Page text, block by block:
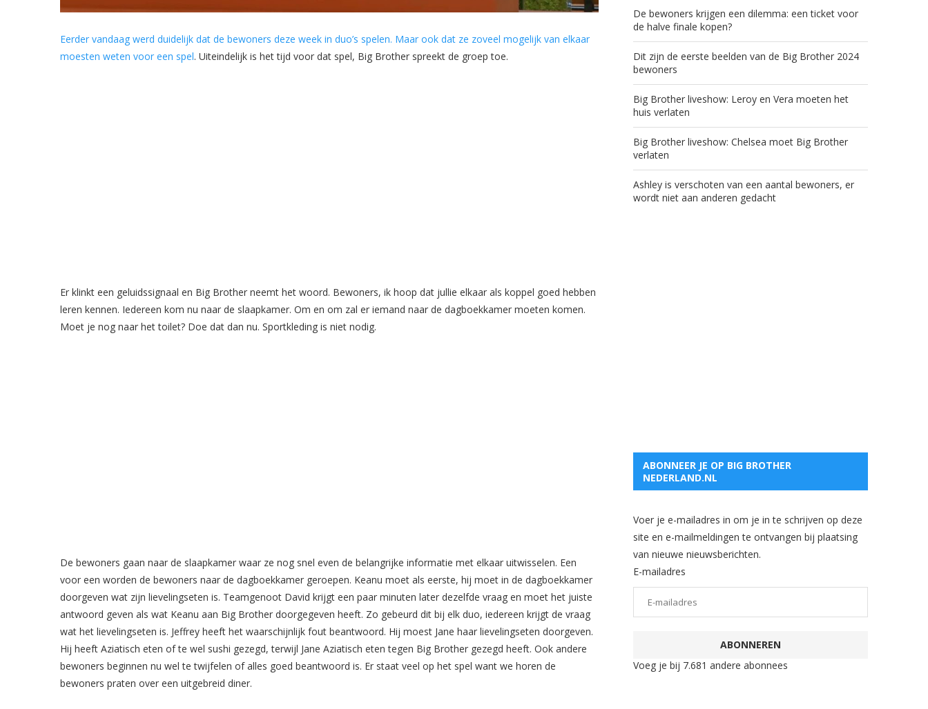
Eerder vandaag werd duidelijk dat de bewoners deze week in duo’s spelen. Maar ook dat ze zoveel mogelijk van elkaar
moesten weten voor een spel. Uiteindelijk is het tijd voor dat spel, Big Brother spreekt de groep toe.
Er klinkt een geluidssignaal en Big Brother neemt het woord. Bewoners, ik hoop dat jullie elkaar als koppel goed hebben
leren kennen. Iedereen kom nu naar de slaapkamer. Om en om zal er iemand naar de dagboekkamer moeten komen.
Moet je nog naar het toilet? Doe dat dan nu. Sportkleding is niet nodig.
De bewoners gaan naar de slaapkamer waar ze nog snel even de belangrijke informatie met elkaar uitwisselen. Een
voor een worden de bewoners naar de dagboekkamer geroepen. Keanu moet als eerste, hij moet in de dagboekkamer
doorgeven wat zijn lievelingseten is. Teamgenoot David krijgt een paar minuten later dezelfde vraag en moet het juiste
antwoord geven als wat Keanu aan Big Brother doorgegeven heeft. Zo gebeurd dit bij elk duo, iedereen krijgt de vraag
wat het lievelingseten is. Jeffrey heeft het waarschijnlijk fout beantwoord. Hij moest Jane haar lievelingseten doorgeven.
Hij heeft Aziatisch eten of te wel sushi gezegd, terwijl Jane Aziatisch eten tegen Big Brother gezegd heeft. Ook andere
bewoners beginnen nu wel te twijfelen of alles goed beantwoord is. Er staat veel op het spel want we horen de
bewoners praten over een uitgebreid diner.
De bewoners krijgen een dilemma: een ticket voor
de halve finale kopen?
Dit zijn de eerste beelden van de Big Brother 2024
bewoners
Big Brother liveshow: Leroy en Vera moeten het
huis verlaten
Big Brother liveshow: Chelsea moet Big Brother
verlaten
Ashley is verschoten van een aantal bewoners, er
wordt niet aan anderen gedacht
ABONNEER JE OP BIG BROTHER
NEDERLAND.NL
Voer je e-mailadres in om je in te schrijven op deze
site en e-mailmeldingen te ontvangen bij plaatsing
van nieuwe nieuwsberichten.
E-mailadres
ABONNEREN
Voeg je bij 7.681 andere abonnees